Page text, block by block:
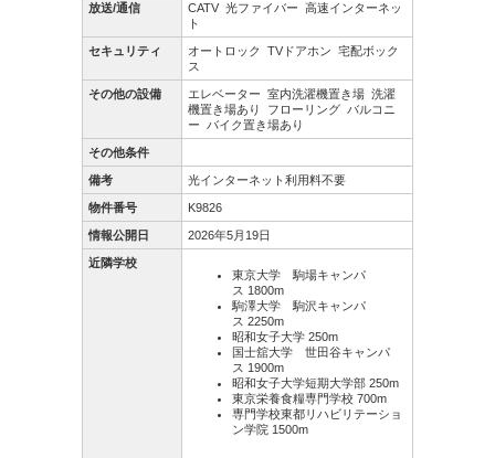
放送/通信 CATV 光ファイバー 高速インターネッ
ト
セキュリティ オートロック TVドアホン 宅配ボック
ス
その他の設備 エレベーター 室内洗濯機置き場 洗濯
機置き場あり
フローリング バルコニ
ー
バイク置き場あり
その他条件
備考 光インターネット利用料不要
物件番号 K9826
情報公開日 2026年5月19日
近隣学校
東京大学 駒場キャンパ
ス 1800m
駒澤大学 駒沢キャンパ
ス 2250m
昭和女子大学 250m
国士舘大学 世田谷キャンパ
ス 1900m
昭和女子大学短期大学部 250m
東京栄養食糧専門学校 700m
専門学校東都リハビリテーショ
ン学院 1500m